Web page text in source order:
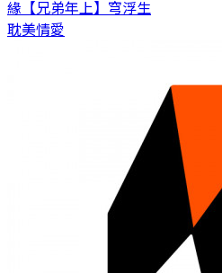
緣【兄弟年上】 穹浮生
耽美情愛